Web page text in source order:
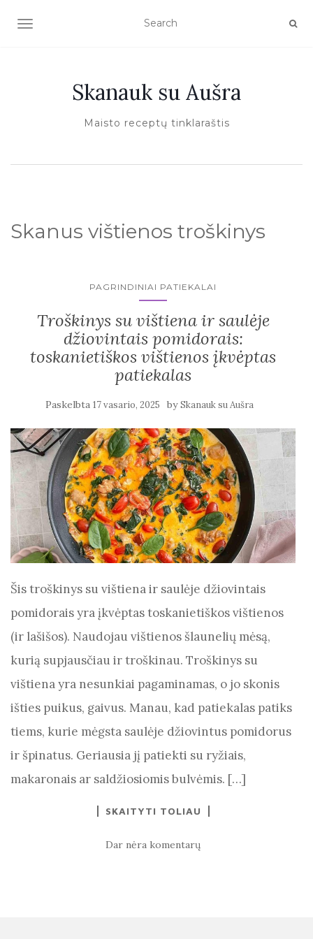
TOGGLE NAVIGATION
Skanauk su Aušra
Maisto receptų tinklaraštis
Skanus vištienos troškinys
PAGRINDINIAI PATIEKALAI
Troškinys su vištiena ir saulėje
džiovintais pomidorais:
toskanietiškos vištienos įkvėptas
patiekalas
Paskelbta 17 vasario, 2025 bySkanauk su Aušra
Šis troškinys su vištiena ir saulėje džiovintais
pomidorais yra įkvėptas toskanietiškos vištienos
(ir lašišos). Naudojau vištienos šlaunelių mėsą,
kurią supjausčiau ir troškinau. Troškinys su
vištiena yra nesunkiai pagaminamas, o jo skonis
išties puikus, gaivus. Manau, kad patiekalas patiks
tiems, kurie mėgsta saulėje džiovintus pomidorus
ir špinatus. Geriausia jį patiekti su ryžiais,
makaronais ar saldžiosiomis bulvėmis. […]
SKAITYTI TOLIAU
Dar nėra komentarų